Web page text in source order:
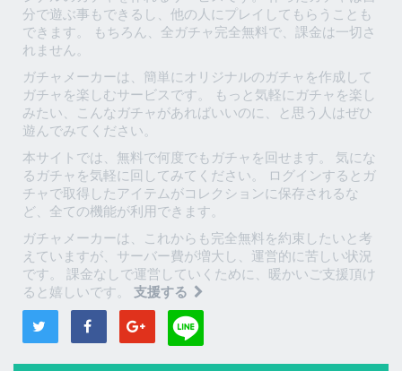
分で遊ぶ事もできるし、他の人にプレイしてもらうことも
できます。 もちろん、全ガチャ完全無料で、課金は一切さ
れません。
ガチャメーカーは、簡単にオリジナルのガチャを作成して
ガチャを楽しむサービスです。 もっと気軽にガチャを楽し
みたい、こんなガチャがあればいいのに、と思う人はぜひ
遊んでみてください。
本サイトでは、無料で何度でもガチャを回せます。 気にな
るガチャを気軽に回してみてください。 ログインするとガ
チャで取得したアイテムがコレクションに保存されるな
ど、全ての機能が利用できます。
ガチャメーカーは、これからも完全無料を約束したいと考
えていますが、サーバー費が増大し、運営的に苦しい状況
です。 課金なしで運営していくために、暖かいご支援頂け
ると嬉しいです。 支援する